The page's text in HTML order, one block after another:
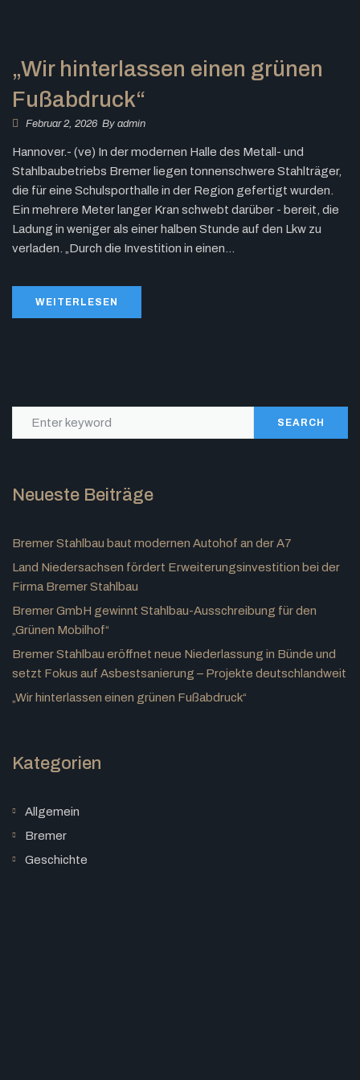
„Wir hinterlassen einen grünen
Fußabdruck“
Februar 2, 2026 By admin
Hannover.- (ve) In der modernen Halle des Metall- und
Stahlbaubetriebs Bremer liegen tonnenschwere Stahlträger,
die für eine Schulsporthalle in der Region gefertigt wurden.
Ein mehrere Meter langer Kran schwebt darüber - bereit, die
Ladung in weniger als einer halben Stunde auf den Lkw zu
verladen. „Durch die Investition in einen...
WEITERLESEN
SEARCH
Neueste Beiträge
Bremer Stahlbau baut modernen Autohof an der A7
Land Niedersachsen fördert Erweiterungsinvestition bei der
Firma Bremer Stahlbau
Bremer GmbH gewinnt Stahlbau-Ausschreibung für den
„Grünen Mobilhof“
Bremer Stahlbau eröffnet neue Niederlassung in Bünde und
setzt Fokus auf Asbestsanierung – Projekte deutschlandweit
„Wir hinterlassen einen grünen Fußabdruck“
Kategorien
Allgemein
Bremer
Geschichte